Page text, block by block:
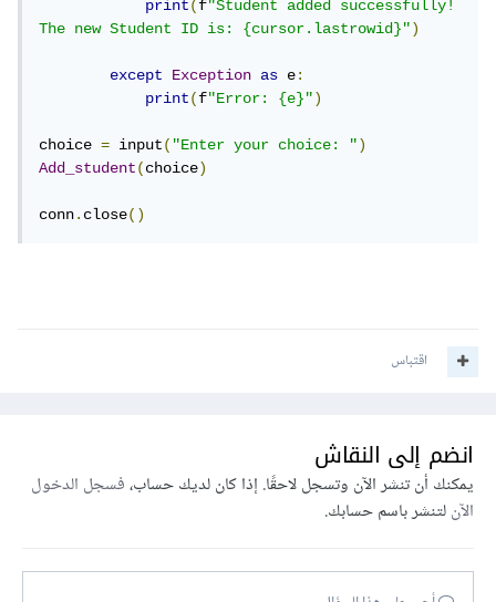
print(f"Student added successfully!
The new Student ID is: {cursor.lastrowid}")
except Exception as e:
print(f"Error: {e}")
choice = input("Enter your choice: ")
Add_student(choice)
conn.close()
اقتباس
انضم إلى النقاش
يمكنك أن تنشر الآن وتسجل لاحقًا. إذا كان لديك حساب،فسجل الدخول
الآنلتنشر باسم حسابك.